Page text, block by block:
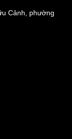
Cảnh, phường